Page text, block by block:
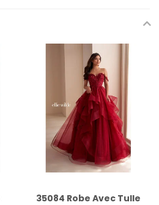
35084 Robe Avec Tulle